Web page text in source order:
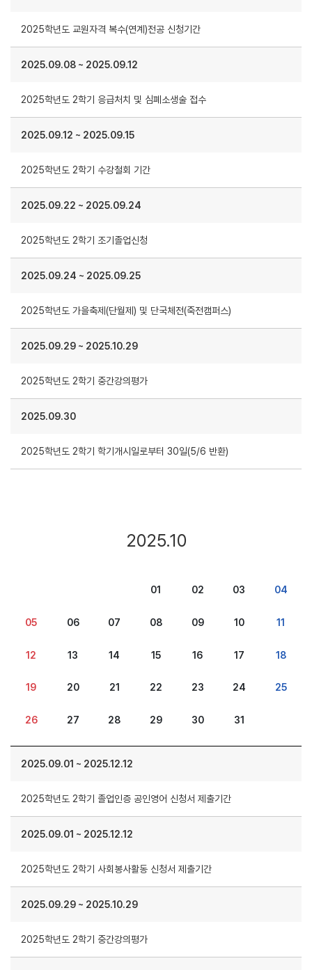
2025학년도 교원자격 복수(연계)전공 신청기간
2025.09.08 ~ 2025.09.12
2025학년도 2학기 응급처치 및 심폐소생술 접수
2025.09.12 ~ 2025.09.15
2025학년도 2학기 수강철회 기간
2025.09.22 ~ 2025.09.24
2025학년도 2학기 조기졸업신청
2025.09.24 ~ 2025.09.25
2025학년도 가을축제(단월제) 및 단국체전(죽전캠퍼스)
2025.09.29 ~ 2025.10.29
2025학년도 2학기 중간강의평가
2025.09.30
2025학년도 2학기 학기개시일로부터 30일(5/6 반환)
2025.10
01 02 03 04
05 06 07 08 09 10 11
12 13 14 15 16 17 18
19 20 21 22 23 24 25
26 27 28 29 30 31
2025.09.01 ~ 2025.12.12
2025학년도 2학기 졸업인증 공인영어 신청서 제출기간
2025.09.01 ~ 2025.12.12
2025학년도 2학기 사회봉사활동 신청서 제출기간
2025.09.29 ~ 2025.10.29
2025학년도 2학기 중간강의평가